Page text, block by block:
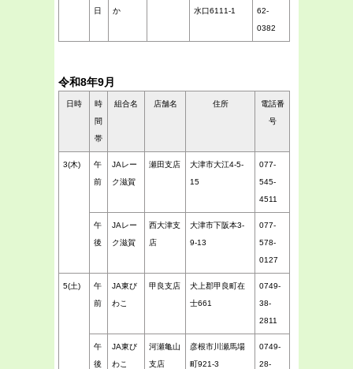
日
か
水口6111-1
62-
0382
令和8年9月
日時
時
間
帯
組合名 店舗名 住所
電話番
号
3(木)
午
前
JAレー
ク滋賀
瀬田支店
大津市大江4-5-
15
077-
545-
4511
午
後
JAレー
ク滋賀
西大津支
店
大津市下阪本3-
9-13
077-
578-
0127
5(土)
午
前
JA東び
わこ
甲良支店
犬上郡甲良町在
士661
0749-
38-
2811
午
後
JA東び
わこ
河瀬亀山
支店
彦根市川瀬馬場
町921-3
0749-
28-